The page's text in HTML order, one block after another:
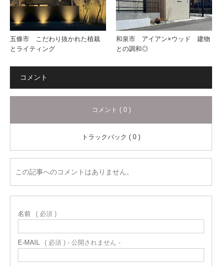
五條市 こだわり抜かれた植栽
とライティング
和泉市 アイアン×ウッド 建物
との調和◎
コメント
コメント ( 0 )
トラックバック ( 0 )
この記事へのコメントはありません。
名前 ( 必須 )
E-MAIL ( 必須 ) - 公開されません -